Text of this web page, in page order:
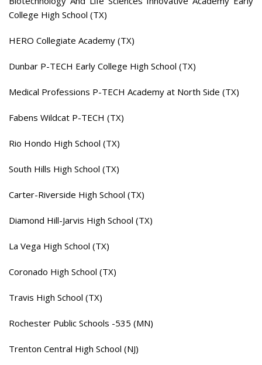
College High School (TX)
HERO Collegiate Academy (TX)
Dunbar P-TECH Early College High School (TX)
Medical Professions P-TECH Academy at North Side (TX)
Fabens Wildcat P-TECH (TX)
Rio Hondo High School (TX)
South Hills High School (TX)
Carter-Riverside High School (TX)
Diamond Hill-Jarvis High School (TX)
La Vega High School (TX)
Coronado High School (TX)
Travis High School (TX)
Rochester Public Schools -535 (MN)
Trenton Central High School (NJ)